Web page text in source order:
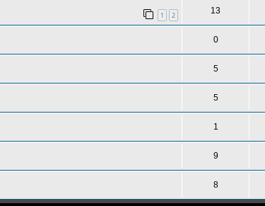
1 2
13
0
5
5
1
9
8